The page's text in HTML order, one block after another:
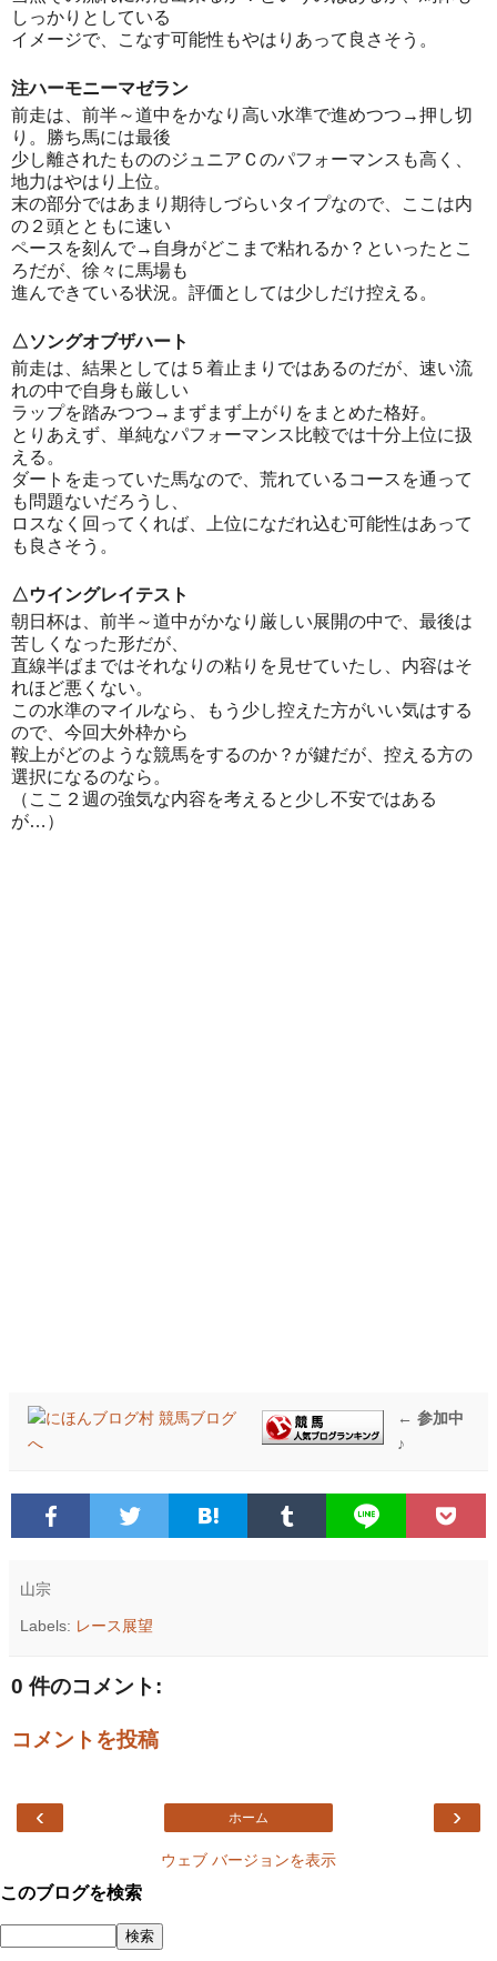
しっかりとしている
イメージで、こなす可能性もやはりあって良さそう。
注ハーモニーマゼラン
前走は、前半～道中をかなり高い水準で進めつつ→押し切
り。勝ち馬には最後
少し離されたもののジュニアＣのパフォーマンスも高く、
地力はやはり上位。
末の部分ではあまり期待しづらいタイプなので、ここは内
の２頭とともに速い
ペースを刻んで→自身がどこまで粘れるか？といったとこ
ろだが、徐々に馬場も
進んできている状況。評価としては少しだけ控える。
△ソングオブザハート
前走は、結果としては５着止まりではあるのだが、速い流
れの中で自身も厳しい
ラップを踏みつつ→まずまず上がりをまとめた格好。
とりあえず、単純なパフォーマンス比較では十分上位に扱
える。
ダートを走っていた馬なので、荒れているコースを通って
も問題ないだろうし、
ロスなく回ってくれば、上位になだれ込む可能性はあって
も良さそう。
△ウイングレイテスト
朝日杯は、前半～道中がかなり厳しい展開の中で、最後は
苦しくなった形だが、
直線半ばまではそれなりの粘りを見せていたし、内容はそ
れほど悪くない。
この水準のマイルなら、もう少し控えた方がいい気はする
ので、今回大外枠から
鞍上がどのような競馬をするのか？が鍵だが、控える方の
選択になるのなら。
（ここ２週の強気な内容を考えると少し不安ではある
が…）
← 参加中
♪
山宗
Labels: レース展望
0 件のコメント:
コメントを投稿
‹ ›
ホーム
ウェブ バージョンを表示
このブログを検索